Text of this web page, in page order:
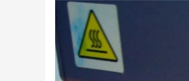
Cara
Menentukan
Material
3D
Printing
Sesuai
Jenis